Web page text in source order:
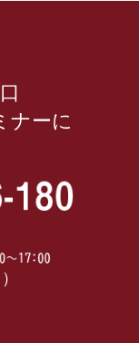
ナーに